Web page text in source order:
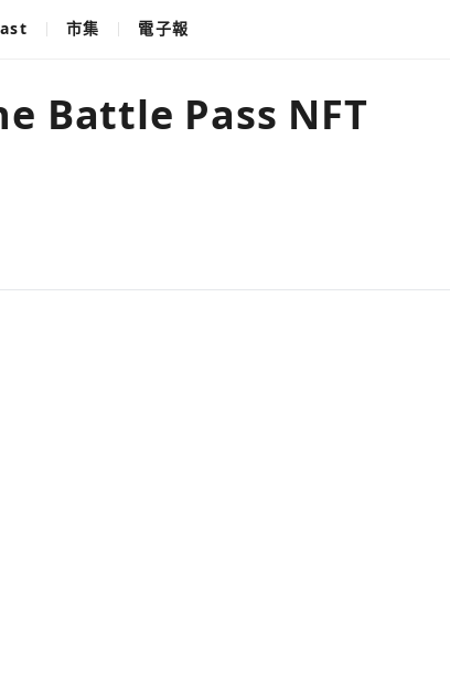
市集 電子報
Battle Pass NFT